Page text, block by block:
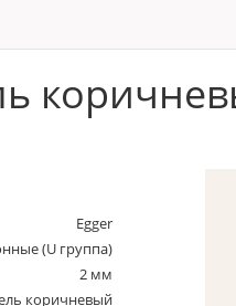
Egger
(U группа)
2 мм
коричневый